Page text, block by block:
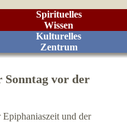
Spirituelles
Wissen
Kulturelles
Zentrum
Sonntag vor der
und der